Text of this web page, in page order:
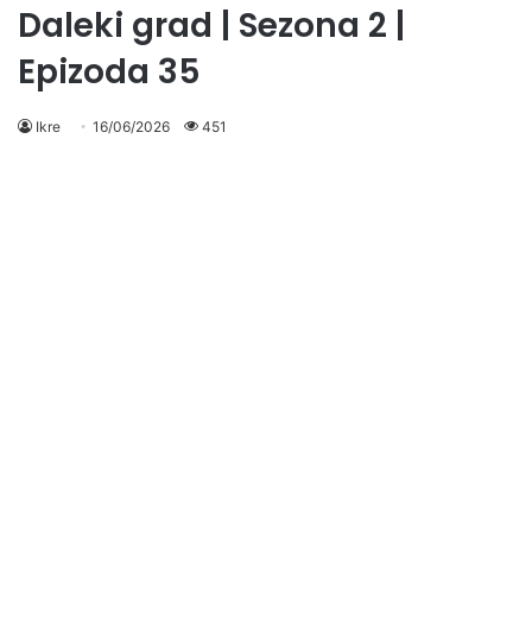
Daleki grad | Sezona 2 |
Epizoda 35
Ikre 16/06/2026 451